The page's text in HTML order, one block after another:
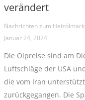
verändert
Nachrichten zum
Januar 24, 2024
Die Ölpreise sind am
Luftschläge der USA
die vom Iran
zurückgegangen. Die